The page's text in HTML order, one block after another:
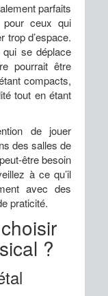
parfaits
ceux qui
trop d’espace.
se déplace
pourrait être
compacts,
tout en étant
de jouer
des salles de
être besoin
à ce qu’il
avec des
praticité.
?